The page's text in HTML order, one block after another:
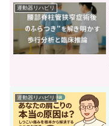
運動器リハビリ
運動器リハビリ